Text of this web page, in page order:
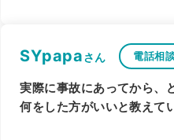
SYpapaさん 電話相
実際に事故にあってから、
何をした方がいいと教えて